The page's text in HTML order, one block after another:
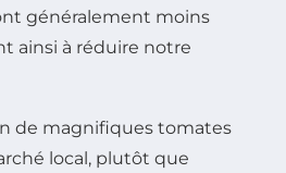
généralement moins
ainsi à réduire notre
de magnifiques tomates
local, plutôt que